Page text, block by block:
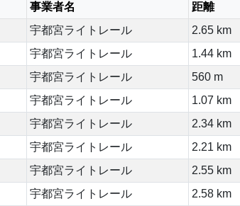
事業者名 距離
宇都宮ライトレール 2.65 km
宇都宮ライトレール 1.44 km
宇都宮ライトレール 560 m
宇都宮ライトレール 1.07 km
宇都宮ライトレール 2.34 km
宇都宮ライトレール 2.21 km
宇都宮ライトレール 2.55 km
宇都宮ライトレール 2.58 km